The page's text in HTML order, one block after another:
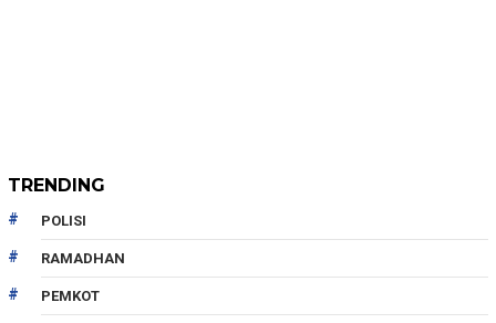
TRENDING
POLISI
RAMADHAN
PEMKOT